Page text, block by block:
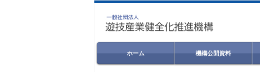
ホーム 機構公開資料